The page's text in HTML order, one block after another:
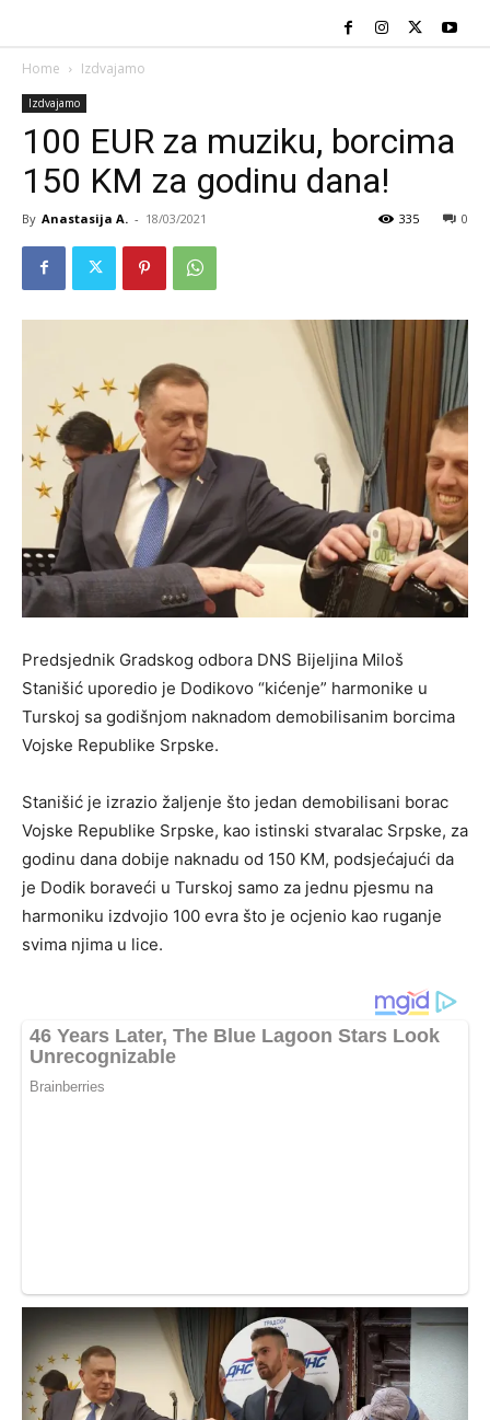
Home Izdvajamo
Izdvajamo
100 EUR za muziku, borcima
150 KM za godinu dana!
By Anastasija A. - 18/03/2021 0
335
Predsjednik Gradskog odbora DNS Bijeljina Miloš
Stanišić uporedio je Dodikovo “kićenje” harmonike u
Turskoj sa godišnjom naknadom demobilisanim borcima
Vojske Republike Srpske.
Stanišić je izrazio žaljenje što jedan demobilisani borac
Vojske Republike Srpske, kao istinski stvaralac Srpske, za
godinu dana dobije naknadu od 150 KM, podsjećajući da
je Dodik boraveći u Turskoj samo za jednu pjesmu na
harmoniku izdvojio 100 evra što je ocjenio kao ruganje
svima njima u lice.